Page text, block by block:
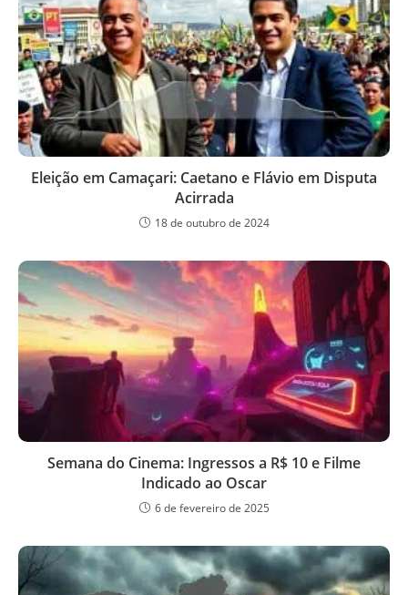
Eleição em Camaçari: Caetano e Flávio em Disputa
Acirrada
18 de outubro de 2024
Semana do Cinema: Ingressos a R$ 10 e Filme
Indicado ao Oscar
6 de fevereiro de 2025